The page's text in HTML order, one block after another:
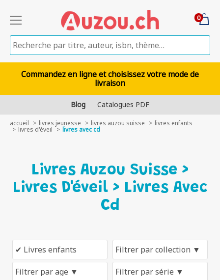
0
Commandez en ligne et choisissez votre mode de
livraison
Blog Catalogues PDF
accueil livres jeunesse livres auzou suisse livres enfants
livres d'éveil livres avec cd
Livres Auzou Suisse >
Livres D'éveil > Livres Avec
Cd